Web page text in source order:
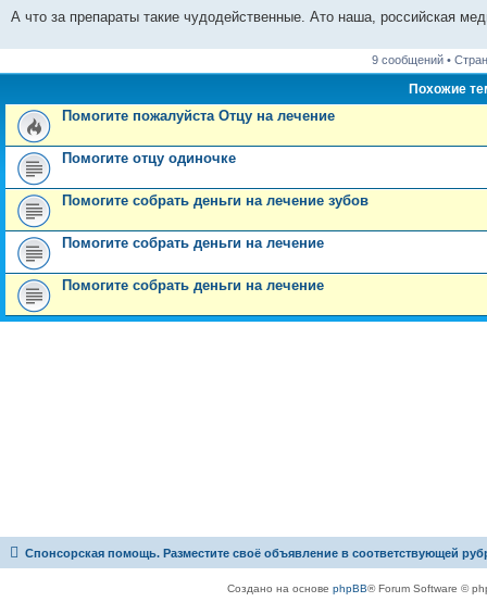
е
А что за препараты такие чудодейственные. Ато наша, российская
9 сообщений •
Похожие
Помогите пожалуйста Отцу на лечение
Помогите отцу одиночке
Помогите собрать деньги на лечение зубов
Помогите собрать деньги на лечение
Помогите собрать деньги на лечение
Спонсорская помощь. Разместите своё объявление в соответствующей
Создано на основе phpBB® Forum Software ©